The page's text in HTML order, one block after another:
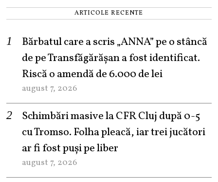
ARTICOLE RECENTE
Bărbatul care a scris „ANNA” pe o stâncă
de pe Transfăgărășan a fost identificat.
Riscă o amendă de 6.000 de lei
august 7, 2026
Schimbări masive la CFR Cluj după 0-5
cu Tromso. Folha pleacă, iar trei jucători
ar fi fost puși pe liber
august 7, 2026